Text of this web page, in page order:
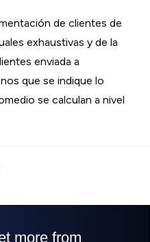
de clientes de
exhaustivas y de la
enviada a
que se indique lo
se calculan a nivel